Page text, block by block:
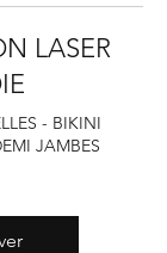
LASER
- BIKINI
JAMBES